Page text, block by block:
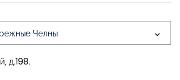
Челны
д.198.